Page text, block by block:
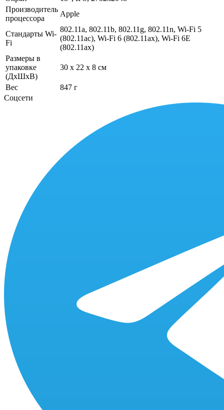
Производитель
процессора
Apple
Стандарты Wi-
Fi
802.11a, 802.11b, 802.11g, 802.11n, Wi-Fi 5
(802.11ac), Wi-Fi 6 (802.11ax), Wi-Fi 6E
(802.11ax)
Размеры в
упаковке
(ДхШхВ)
30 x 22 x 8 см
Вес
847 г
Соцсети